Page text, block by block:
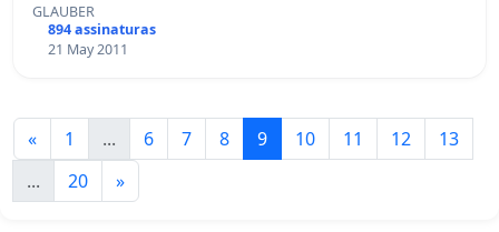
GLAUBER
894 assinaturas
21 May 2011
« 1 ... 6 7 8 9 10 11 12
13
...
20 »